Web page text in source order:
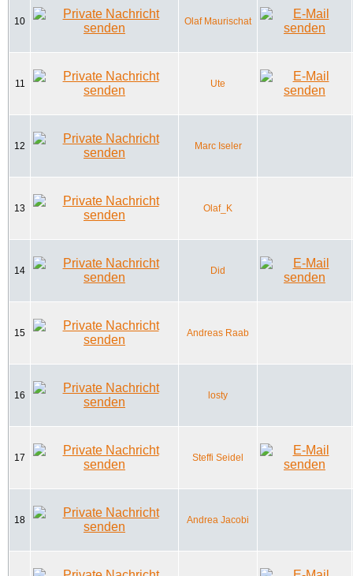
10 Olaf Maurischat
11 Ute
12 Marc Iseler
13 Olaf_K
14 Did
15 Andreas Raab
16 losty
17 Steffi Seidel
18 Andrea Jacobi